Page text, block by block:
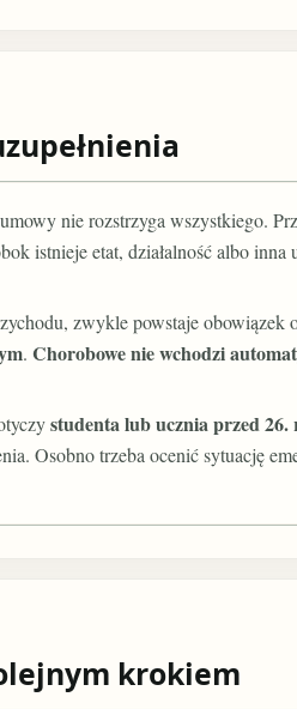
nie rozstrzyga wszystkiego.
istnieje etat, działalność albo
zwykle powstaje
.Chorobowe nie wchodzi
studenta lub ucznia przed 26.
Osobno trzeba ocenić sytuację
krokiem